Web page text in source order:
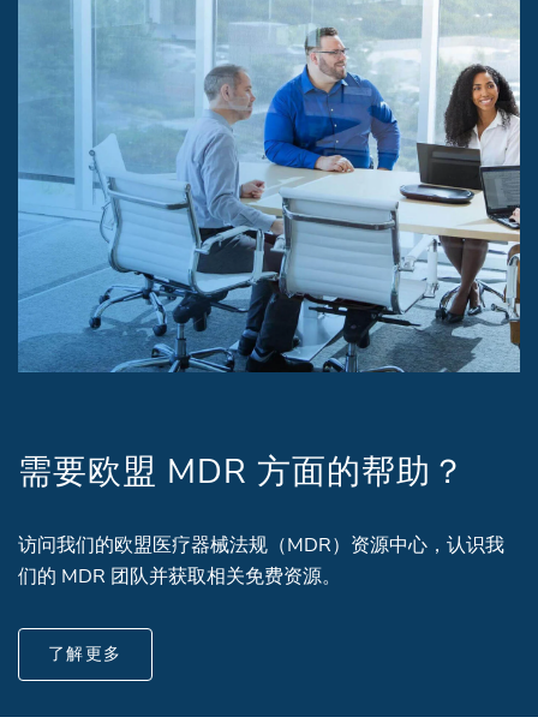
需要欧盟 MDR 方面的帮助？
访问我们的欧盟医疗器械法规（MDR）资源中心，认识我
们的 MDR 团队并获取相关免费资源。
了解更多